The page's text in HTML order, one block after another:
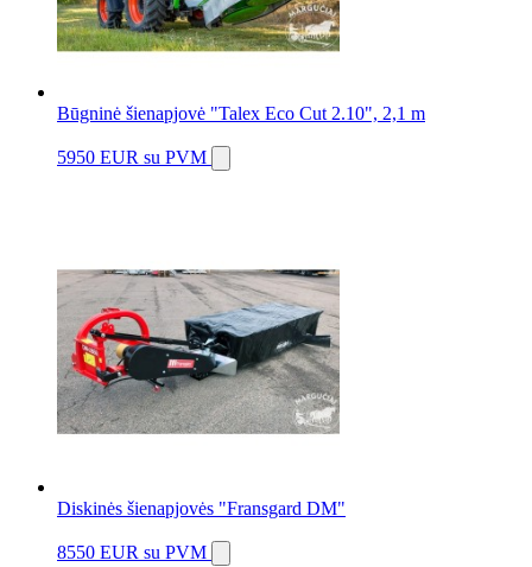
Būgninė šienapjovė "Talex Eco Cut 2.10", 2,1 m
5950 EUR su PVM
Diskinės šienapjovės "Fransgard DM"
8550 EUR su PVM